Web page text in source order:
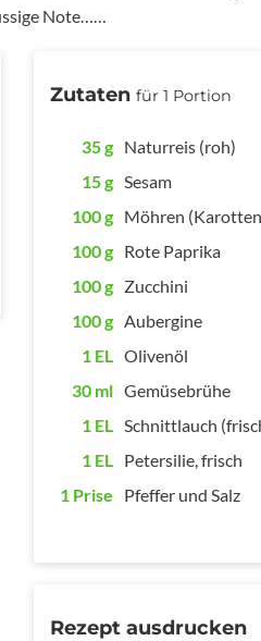
Note……
Zutaten für 1 Portion
35 g Naturreis (roh)
15 g Sesam
100 g Möhren
100 g Rote Paprika
100 g Zucchini
100 g Aubergine
1 EL Olivenöl
30 ml Gemüsebrühe
1 EL Schnittlauch
1 EL Petersilie, frisch
1 Prise
Pfeffer und Salz
Rezept ausdrucken